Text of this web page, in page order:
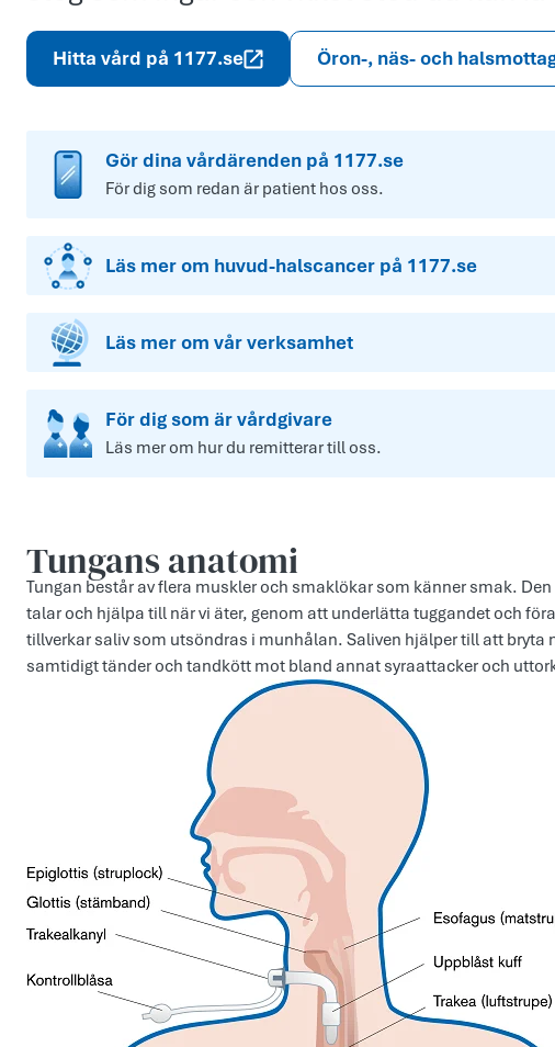
Hitta vård på 1177.se Öron-, näs- och
Gör dina vårdärenden på 1177.se
För dig som redan är patient hos oss.
Läs mer om huvud-halscancer på 1177.se
Läs mer om vår verksamhet
För dig som är vårdgivare
Läs mer om hur du remitterar till oss.
Tungans anatomi
Tungan består av flera muskler och smaklökar som känner smak.
talar och hjälpa till när vi äter, genom att underlätta tuggandet och
tillverkar saliv som utsöndras i munhålan. Saliven hjälper till att bryta
samtidigt tänder och tandkött mot bland annat syraattacker och